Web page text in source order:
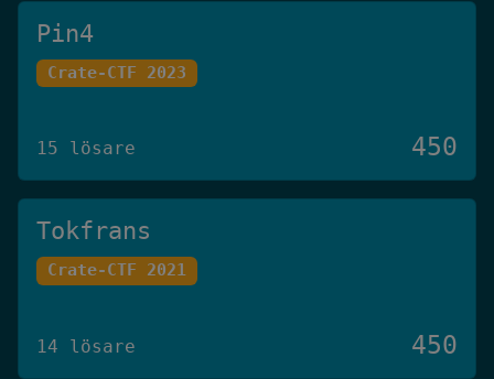
Pin4
Crate-CTF 2023
15 lösare 450
Tokfrans
Crate-CTF 2021
14 lösare 450